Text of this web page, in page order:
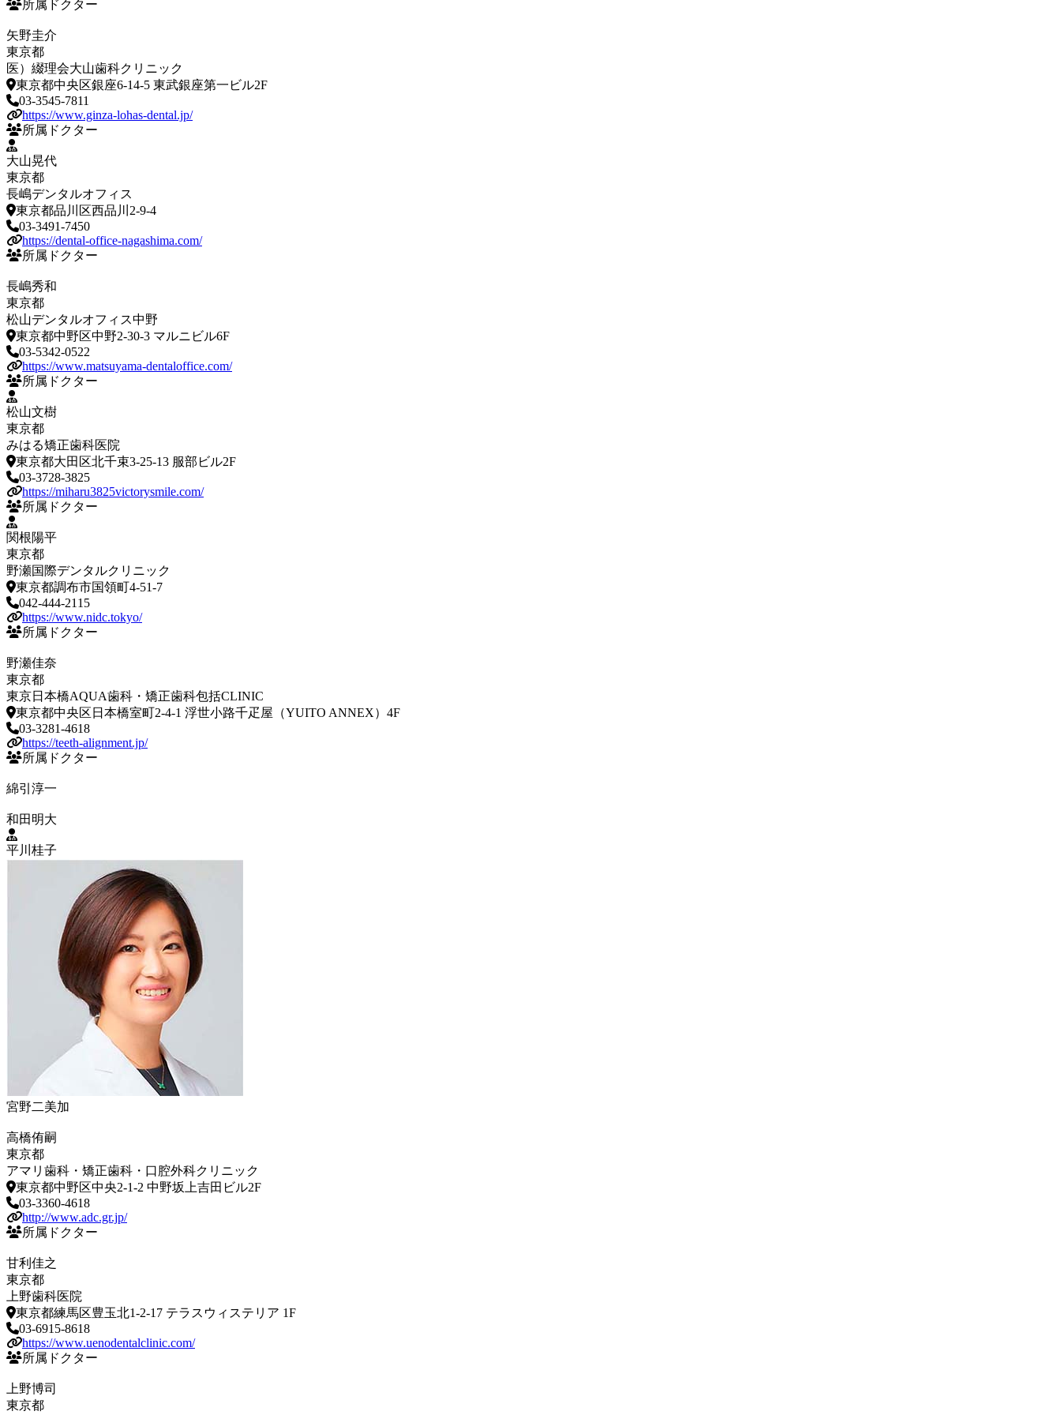
所属ドクター
矢野圭介
東京都
医）綴理会大山歯科クリニック
東京都中央区銀座6-14-5 東武銀座第一ビル2F
03-3545-7811
https://www.ginza-lohas-dental.jp/
所属ドクター
大山晃代
東京都
長嶋デンタルオフィス
東京都品川区西品川2-9-4
03-3491-7450
https://dental-office-nagashima.com/
所属ドクター
長嶋秀和
東京都
松山デンタルオフィス中野
東京都中野区中野2-30-3 マルニビル6F
03-5342-0522
https://www.matsuyama-dentaloffice.com/
所属ドクター
松山文樹
東京都
みはる矯正歯科医院
東京都大田区北千束3-25-13 服部ビル2F
03-3728-3825
https://miharu3825victorysmile.com/
所属ドクター
関根陽平
東京都
野瀬国際デンタルクリニック
東京都調布市国領町4-51-7
042-444-2115
https://www.nidc.tokyo/
所属ドクター
野瀬佳奈
東京都
東京日本橋AQUA歯科・矯正歯科包括CLINIC
東京都中央区日本橋室町2-4-1 浮世小路千疋屋（YUITO ANNEX）4F
03-3281-4618
https://teeth-alignment.jp/
所属ドクター
綿引淳一
和田明大
平川桂子
宮野二美加
高橋侑嗣
東京都
アマリ歯科・矯正歯科・口腔外科クリニック
東京都中野区中央2-1-2 中野坂上吉田ビル2F
03-3360-4618
http://www.adc.gr.jp/
所属ドクター
甘利佳之
東京都
上野歯科医院
東京都練馬区豊玉北1-2-17 テラスウィステリア 1F
03-6915-8618
https://www.uenodentalclinic.com/
所属ドクター
上野博司
東京都